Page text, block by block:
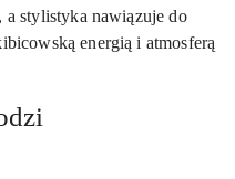
a stylistyka nawiązuje do
energią i atmosferą